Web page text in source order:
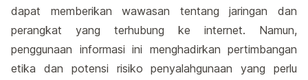
dapat memberikan wawasan tentang jaringan dan
perangkat yang terhubung ke internet. Namun,
penggunaan informasi ini menghadirkan pertimbangan
etika dan potensi risiko penyalahgunaan yang perlu